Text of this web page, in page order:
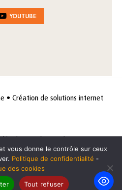
YOUTUBE
• Création de solutions internet
vous donne le contrôle sur ceux
Politique de confidentialité -
des cookies
Tout refuser